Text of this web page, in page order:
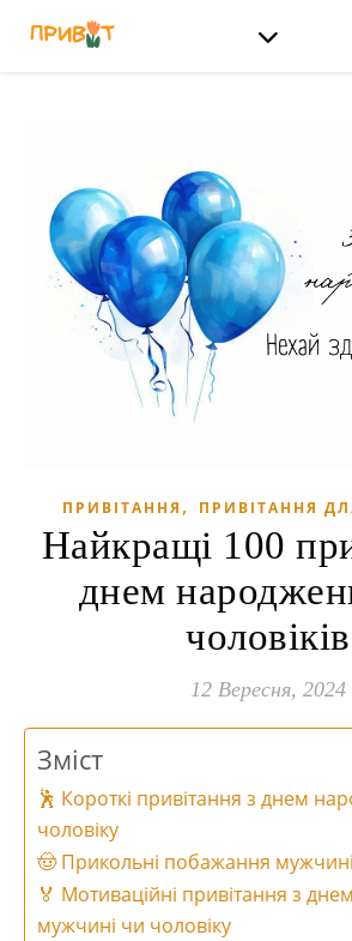
ПРИВІТАННЯ , ПРИВІТАННЯ
Найкращі 100
днем
чоловіків
12 Вересня, 2024
Зміст
🕺 Короткі привітання з днем
чоловіку
🤠 Прикольні побажання мужчині
🏅 Мотиваційні привітання з
мужчині чи чоловіку